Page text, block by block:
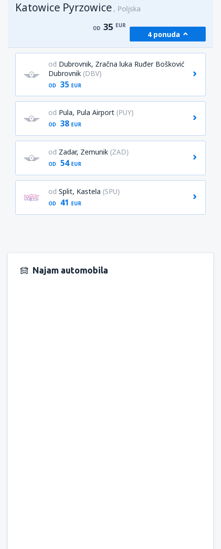
Katowice Pyrzowice Poljska
OD 35 EUR
4 ponuda
od Dubrovnik, Zračna luka Ruđer Bošković
Dubrovnik (DBV)
OD 35 EUR
od Pula, Pula Airport (PUY)
OD 38 EUR
od Zadar, Zemunik (ZAD)
OD 54 EUR
od Split, Kastela (SPU)
OD 41 EUR
Najam automobila